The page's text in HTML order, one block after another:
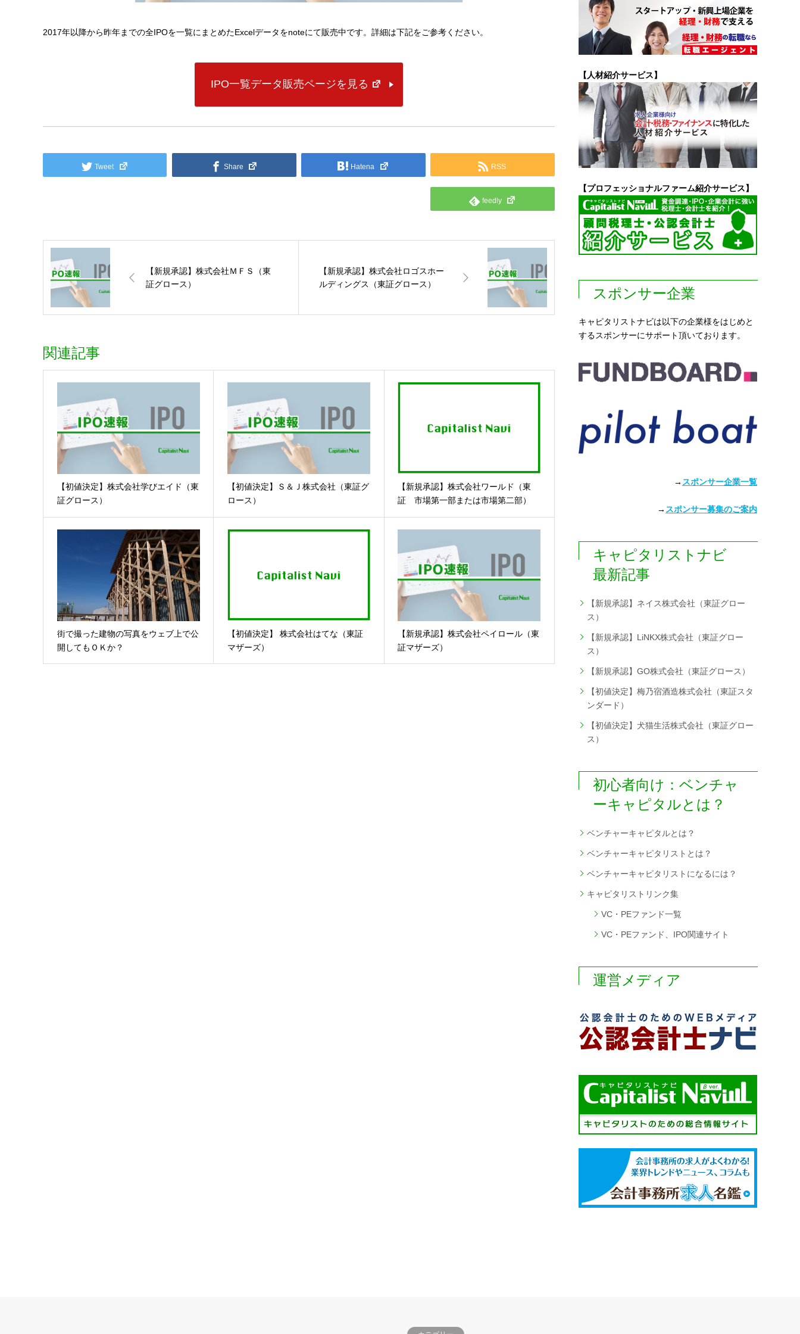
2017年以降から昨年までの全IPOを一覧にまとめたExcelデータをnoteにて販売中です。詳細は下記をご参考ください。
IPO一覧データ販売ページを見る
Tweet Share Hatena RSS
feedly
【新規承認】株式会社ＭＦＳ（東
証グロース）
【新規承認】株式会社ロゴスホー
ルディングス（東証グロース）
関連記事
【初値決定】株式会社学びエイド（東
証グロース）
【初値決定】Ｓ＆Ｊ株式会社（東証グ
ロース）
【新規承認】株式会社ワールド（東
証 市場第一部または市場第二部）
街で撮った建物の写真をウェブ上で公
開してもＯＫか？
【初値決定】 株式会社はてな（東証
マザーズ）
【新規承認】株式会社ペイロール（東
証マザーズ）
【人材紹介サービス】
【プロフェッショナルファーム紹介サービス】
スポンサー企業
キャピタリストナビは以下の企業様をはじめと
するスポンサーにサポート頂いております。
→ スポンサー企業一覧
→ スポンサー募集のご案内
キャピタリストナビ
最新記事
【新規承認】ネイス株式会社（東証グロー
ス）
【新規承認】LiNKX株式会社（東証グロー
ス）
【新規承認】GO株式会社（東証グロース）
【初値決定】梅乃宿酒造株式会社（東証スタ
ンダード）
【初値決定】犬猫生活株式会社（東証グロー
ス）
初心者向け：ベンチャ
ーキャピタルとは？
ベンチャーキャピタルとは？
ベンチャーキャピタリストとは？
ベンチャーキャピタリストになるには？
キャピタリストリンク集
VC・PEファンド一覧
VC・PEファンド、IPO関連サイト
運営メディア